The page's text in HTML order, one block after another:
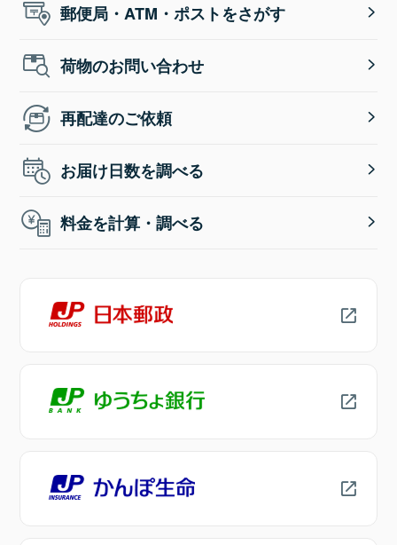
郵便局・ATM・ポストをさがす
荷物のお問い合わせ
再配達のご依頼
お届け日数を調べる
料金を計算・調べる